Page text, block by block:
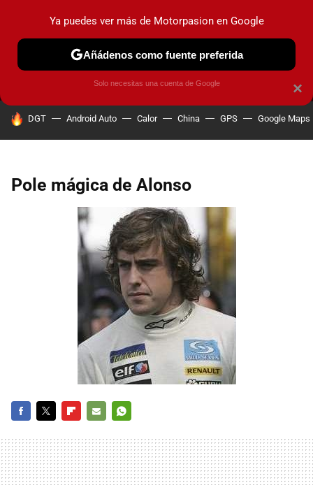
MENÚ NUEVO
COCHES ELÉCTRICOS OBSERVATORIO
HOY SE HABLA DE
DGT Android Auto Calor China GPS Google Maps
Pole mágica de Alonso
MAIL
×
Ya puedes ver más de Motorpasion en Google
Añádenos como fuente preferida
Solo necesitas una cuenta de Google